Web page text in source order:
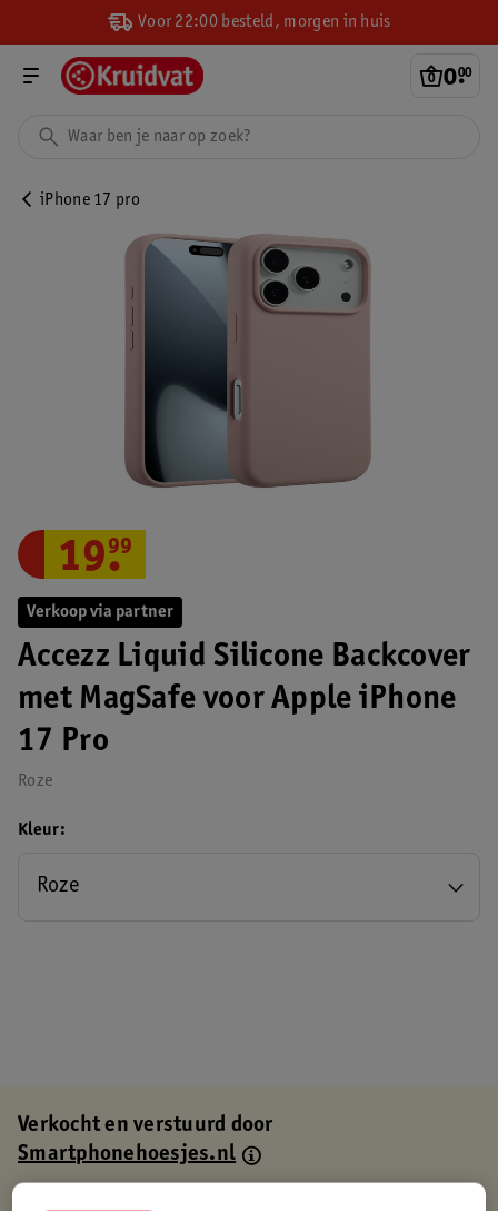
Voor 22:00 besteld, morgen in huis
0.
00
iPhone 17 pro
Verkoop via partner
Accezz Liquid Silicone Backcover
met MagSafe voor Apple iPhone
17 Pro
Roze
19.
99
Kleur
Roze
Verkocht en verstuurd door
Smartphonehoesjes.nl